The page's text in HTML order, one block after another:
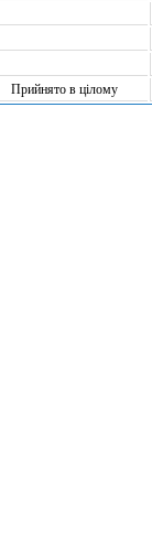
Прийнято в цілому